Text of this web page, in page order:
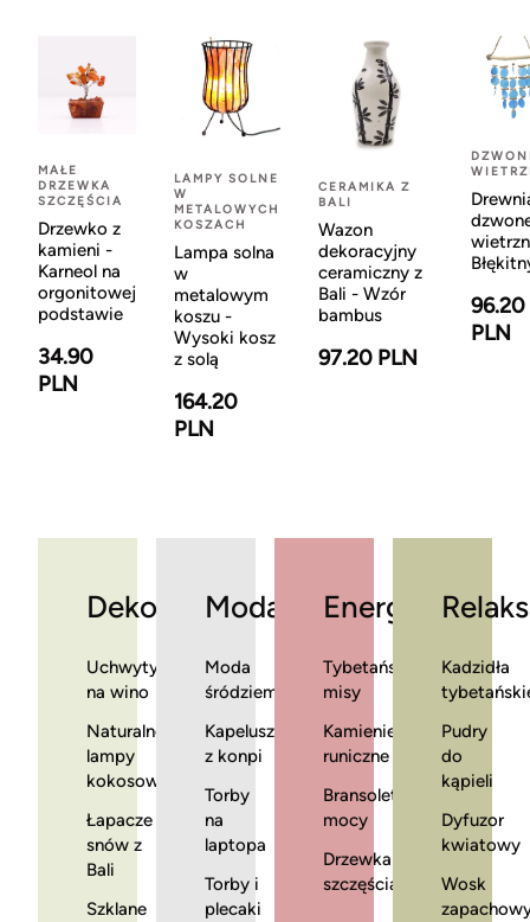
MAŁE
DRZEWKA
SZCZĘŚCIA
Drzewko z
kamieni -
Karneol na
orgonitowej
podstawie
34.90
PLN
LAMPY SOLNE
W
METALOWYCH
KOSZACH
Lampa solna
w
metalowym
koszu -
Wysoki kosz
z solą
164.20
PLN
CERAMIKA Z
BALI
Wazon
dekoracyjny
ceramiczny z
Bali - Wzór
bambus
97.20 PLN
96.20
PLN
Dekoracje
Uchwyty
na wino
Naturalne
lampy
kokosowe
Łapacze
snów z
Bali
Szklane
Moda
Moda
śródziemnomorska
Kapelusze
z konpi
Torby
na
laptopa
Torby i
plecaki
Energia
Tybetańskie
misy
Kamienie
runiczne
Bransoletki
mocy
Drzewka
szczęścia
Relaks
Kadzidła
Pudry
do
kąpieli
Dyfuzor
kwiatowy
Wosk